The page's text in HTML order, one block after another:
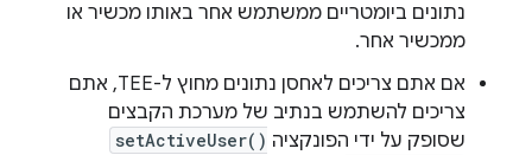
נתונים ביומטריים ממשתמש אחר באותו מכשיר או
ממכשיר אחר.
אם אתם צריכים לאחסן נתונים מחוץ ל-TEE, אתם
צריכים להשתמש בנתיב של מערכת הקבצים
שסופק על ידי הפונקציה setActiveUser()